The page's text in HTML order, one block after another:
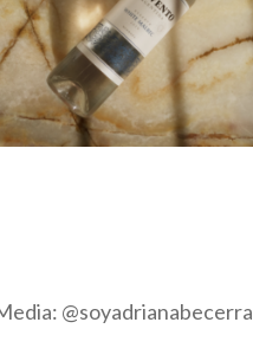
@soyadrianabecerra